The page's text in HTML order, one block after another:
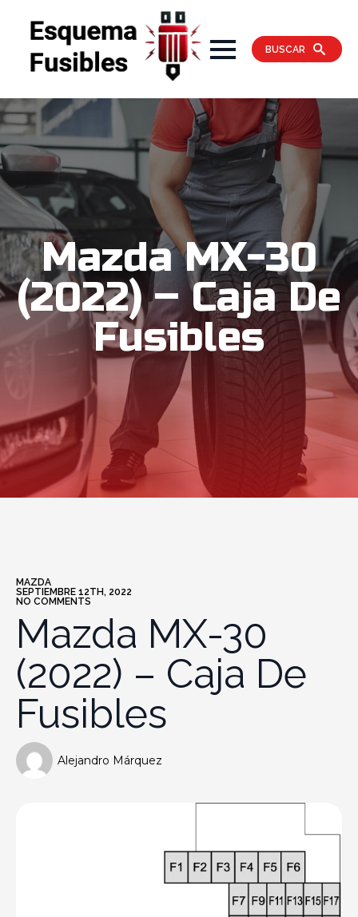
BUSCAR
Mazda MX-30
(2022) – Caja De
Fusibles
MAZDA
SEPTIEMBRE 12TH, 2022
NO COMMENTS
Mazda MX-30
(2022) – Caja De
Fusibles
Alejandro Márquez